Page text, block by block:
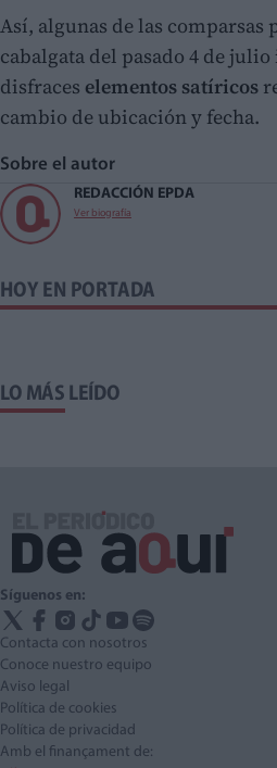
Así, algunas de las comparsas
cabalgata del pasado 4 de
disfraces elementos satíricos
cambio de ubicación y fecha.
Sobre el autor
REDACCIÓN EPDA
Ver biografía
HOY EN PORTADA
LO MÁS LEÍDO
Síguenos en:
Contacta con nosotros
Conoce nuestro equipo
Aviso legal
Política de cookies
Política de privacidad
Amb el finançament de: